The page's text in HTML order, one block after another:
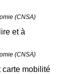
(CNSA)
et à
(CNSA)
carte mobilité